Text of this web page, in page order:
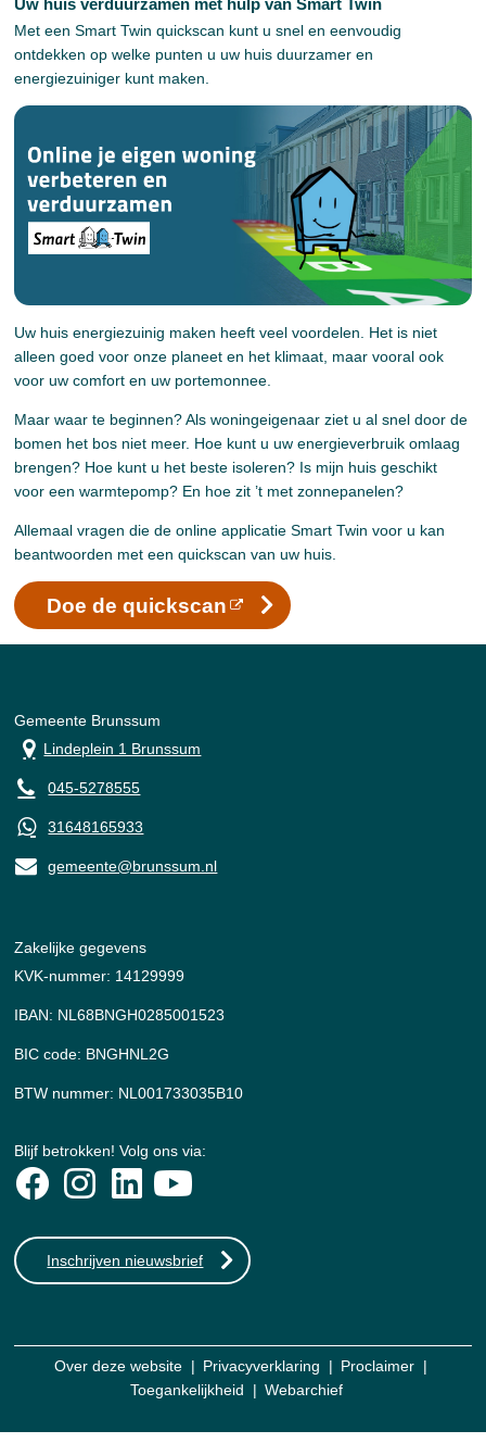
Uw huis verduurzamen met hulp van Smart Twin
Met een Smart Twin quickscan kunt u snel en eenvoudig
ontdekken op welke punten u uw huis duurzamer en
energiezuiniger kunt maken.
Uw huis energiezuinig maken heeft veel voordelen. Het is niet
alleen goed voor onze planeet en het klimaat, maar vooral ook
voor uw comfort en uw portemonnee.
Maar waar te beginnen? Als woningeigenaar ziet u al snel door de
bomen het bos niet meer. Hoe kunt u uw energieverbruik omlaag
brengen? Hoe kunt u het beste isoleren? Is mijn huis geschikt
voor een warmtepomp? En hoe zit ’t met zonnepanelen?
Allemaal vragen die de online applicatie Smart Twin voor u kan
beantwoorden met een quickscan van uw huis.
Doe de quickscan
Gemeente Brunssum
Lindeplein 1 Brunssum
045-5278555
31648165933
gemeente@brunssum.nl
Zakelijke gegevens
KVK-nummer: 14129999
IBAN: NL68BNGH0285001523
BIC code: BNGHNL2G
BTW nummer: NL001733035B10
Blijf betrokken! Volg ons via:
Inschrijven nieuwsbrief
Over deze website Privacyverklaring
Proclaimer
Toegankelijkheid
Webarchief